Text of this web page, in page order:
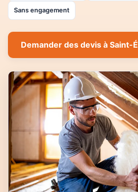
Sans engagement
Demander des devis à Saint-